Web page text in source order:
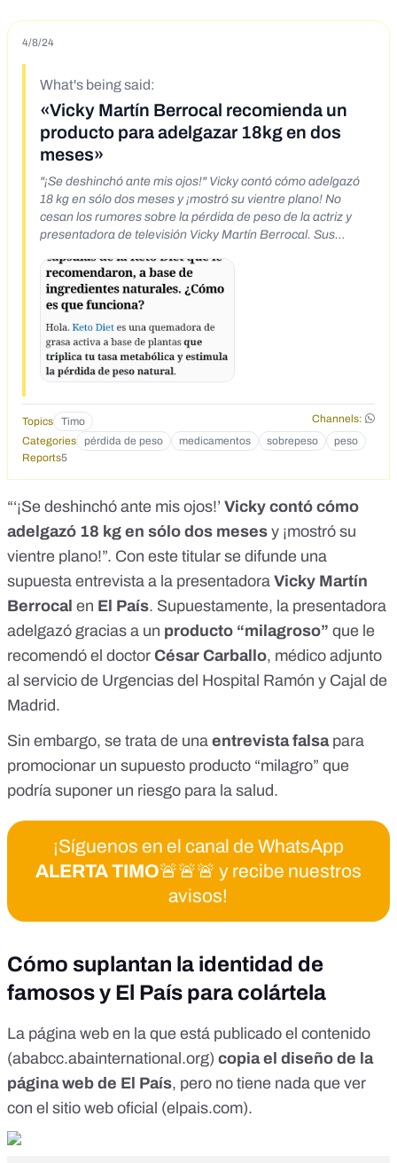
4/8/24
What's being said:
«Vicky Martín Berrocal recomienda un
producto para adelgazar 18kg en dos
meses»
"¡Se deshinchó ante mis ojos!" Vicky contó cómo adelgazó
18 kg en sólo dos meses y ¡mostró su vientre plano! No
cesan los rumores sobre la pérdida de peso de la actriz y
presentadora de televisión Vicky Martín Berrocal. Sus
cambios en el aspecto de la celebridad. El periódico "El País"
invitó a Vicky Martín Berrocal a conceder una entrevista, ¡en
la que la famosa cantante revela EL MAYOR SECRETO DE
SU PÉRDIDA DE PESO!
https://ababcc.abainternational.org/cko/tra/tra.php
Topics Timo
Channels:
Categories
pérdida de peso medicamentos sobrepeso
peso
Reports5
“‘¡Se deshinchó ante mis ojos!’ Vicky contó cómo
adelgazó 18 kg en sólo dos meses y ¡mostró su
vientre plano!”. Con este titular se difunde una
supuesta entrevista a la presentadora Vicky Martín
Berrocal en El País. Supuestamente, la presentadora
adelgazó gracias a un producto “milagroso” que le
recomendó el doctor César Carballo, médico adjunto
al servicio de Urgencias del Hospital Ramón y Cajal de
Madrid.
Sin embargo, se trata de una entrevista falsapara
promocionar un supuesto producto “milagro” que
podría suponer un riesgo para la salud.
¡Síguenos en el canal de WhatsApp
ALERTA TIMO🚨🚨🚨 y recibe nuestros
avisos!
Cómo suplantan la identidad de
famosos y El País para colártela
La página web en la que está publicado el contenido
(ababcc.abainternational.org) copia el diseño de la
página web de El País, pero no tiene nada que ver
con el sitio web oficial (elpais.com).